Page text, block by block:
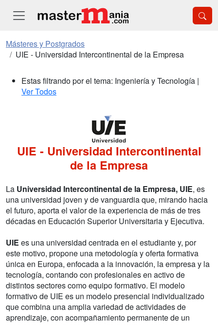
Másteres y Postgrados
UIE - Universidad Intercontinental de la Empresa
Estas filtrando por el tema: Ingeniería y Tecnología |
Ver Todos
UIE - Universidad Intercontinental
de la Empresa
La Universidad Intercontinental de la Empresa, UIE, es
una universidad joven y de vanguardia que, mirando hacia
el futuro, aporta el valor de la experiencia de más de tres
décadas en Educación Superior Universitaria y Ejecutiva.
UIE es una universidad centrada en el estudiante y, por
este motivo, propone una metodología y oferta formativa
única en Europa, enfocada a la innovación, la empresa y la
tecnología, contando con profesionales en activo de
distintos sectores como equipo formativo. El modelo
formativo de UIE es un modelo presencial individualizado
que combina una amplia variedad de actividades de
aprendizaje, con acompañamiento permanente de un